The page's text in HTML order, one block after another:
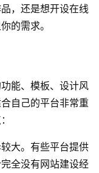
，还是想开设在线
的需求。
能、模板、设计风
自己的平台非常重
大。有些平台提供
全没有网站建设经